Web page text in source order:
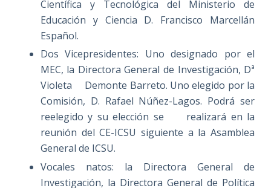
Científica y Tecnológica del Ministerio de
Educación y Ciencia D. Francisco Marcellán
Español.
Dos Vicepresidentes: Uno designado por el
MEC, la Directora General de Investigación, Dª
Violeta Demonte Barreto. Uno elegido por la
Comisión, D. Rafael Núñez-Lagos. Podrá ser
reelegido y su elección se realizará en la
reunión del CE-ICSU siguiente a la Asamblea
General de ICSU.
Vocales natos: la Directora General de
Investigación, la Directora General de Política